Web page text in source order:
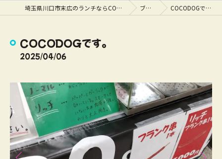
埼玉県川口市末広のランチならCOCODOG ブログ COCODOGです。
COCODOGです。
2025/04/06